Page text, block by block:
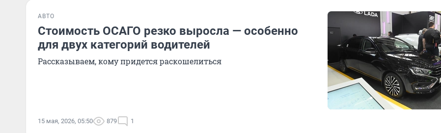
АВТО
Стоимость ОСАГО резко выросла — особенно
для двух категорий водителей
Рассказываем, кому придется раскошелиться
15 мая, 2026, 05:50 879 1